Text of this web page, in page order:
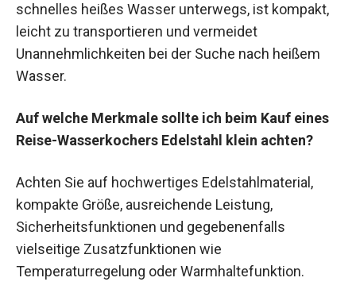
schnelles heißes Wasser unterwegs, ist kompakt,
leicht zu transportieren und vermeidet
Unannehmlichkeiten bei der Suche nach heißem
Wasser.
Auf welche Merkmale sollte ich beim Kauf eines
Reise-Wasserkochers Edelstahl klein achten?
Achten Sie auf hochwertiges Edelstahlmaterial,
kompakte Größe, ausreichende Leistung,
Sicherheitsfunktionen und gegebenenfalls
vielseitige Zusatzfunktionen wie
Temperaturregelung oder Warmhaltefunktion.